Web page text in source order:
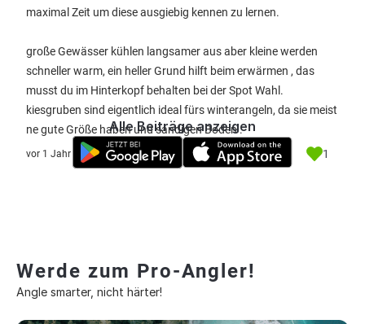
maximal Zeit um diese ausgiebig kennen zu lernen.
große Gewässer kühlen langsamer aus aber kleine werden
schneller warm, ein heller Grund hilft beim erwärmen , das
musst du im Hinterkopf behalten bei der Spot Wahl.
kiesgruben sind eigentlich ideal fürs winterangeln, da sie meist
ne gute Größe haben und sandigen Boden .
vor 1 Jahr 1
Alle Beiträge anzeigen
Werde zum Pro-Angler!
Angle smarter, nicht härter!